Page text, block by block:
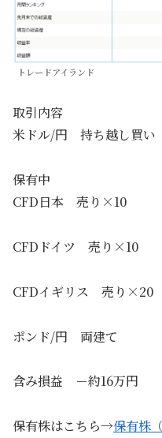
トレードアイランド
取引内容
米ドル/円 持ち越し買
保有中
CFD日本 売り×10
CFDドイツ 売り×10
CFDイギリス 売り×20
ポンド/円 両建て
含み損益 －約16万円
保有株はこちら→保有株